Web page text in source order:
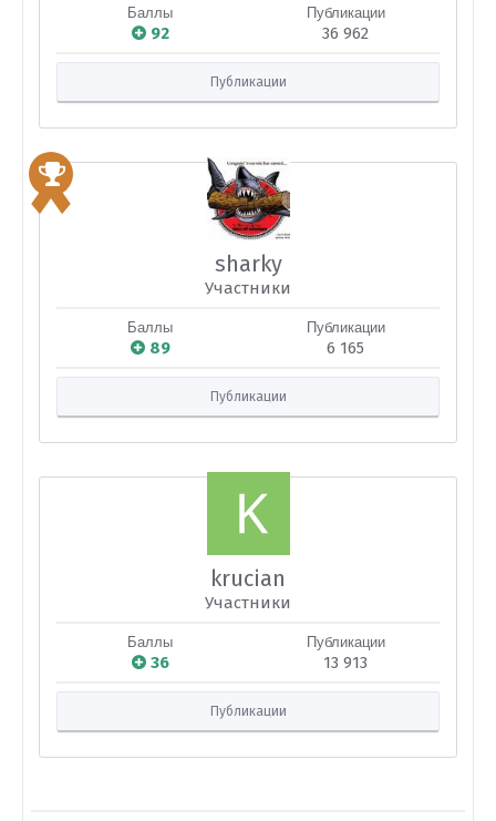
Баллы
92
Публикации
36 962
Публикации
sharky
Участники
Баллы
89
Публикации
6 165
Публикации
krucian
Участники
Баллы
36
Публикации
13 913
Публикации